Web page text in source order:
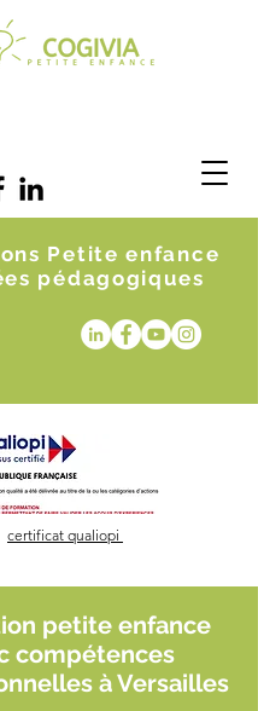
Petite enfance
pédagogiques
certificat qualiopi
petite enfance
compétences
à Versailles